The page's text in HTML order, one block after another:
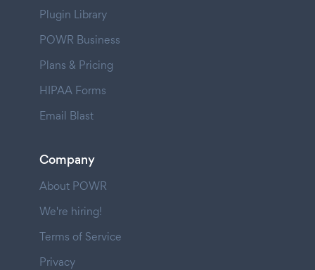
Plugin Library
POWR Business
Plans & Pricing
HIPAA Forms
Email Blast
Company
About POWR
We're hiring!
Terms of Service
Privacy